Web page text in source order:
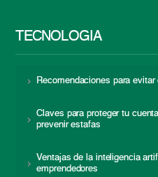
TECNOLOGÍA
Recomendaciones para
Claves para proteger tu
prevenir estafas
Ventajas de la inteligencia
emprendedores